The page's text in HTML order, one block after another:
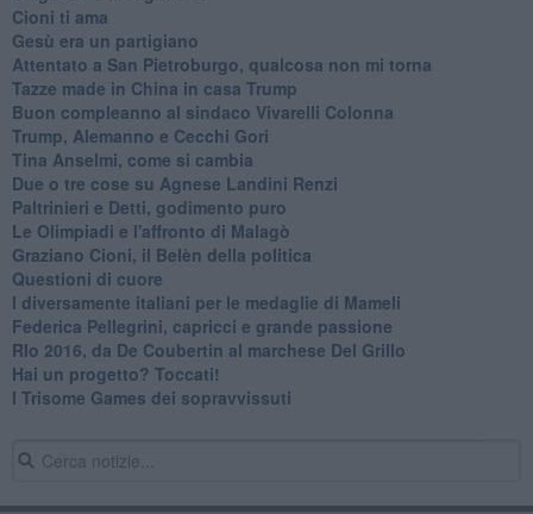
Cioni ti ama
​Gesù era un partigiano
Attentato a San Pietroburgo, qualcosa non mi torna
Tazze made in China in casa Trump
Buon compleanno al sindaco Vivarelli Colonna
Trump, Alemanno e Cecchi Gori
Tina Anselmi, come si cambia
Due o tre cose su Agnese Landini Renzi
Paltrinieri e Detti, godimento puro
Le Olimpiadi e l'affronto di Malagò
Graziano Cioni, il Belèn della politica
Questioni di cuore
I diversamente italiani per le medaglie di Mameli
Federica Pellegrini, capricci e grande passione
RIo 2016, da De Coubertin al marchese Del Grillo
​Hai un progetto? Toccati!
​I Trisome Games dei sopravvissuti